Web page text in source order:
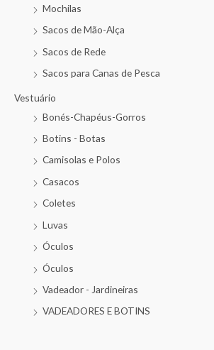
Mochilas
Sacos de Mão-Alça
Sacos de Rede
Sacos para Canas de Pesca
Vestuário
Bonés-Chapéus-Gorros
Botins - Botas
Camisolas e Polos
Casacos
Coletes
Luvas
Óculos
Óculos
Vadeador - Jardineiras
VADEADORES E BOTINS